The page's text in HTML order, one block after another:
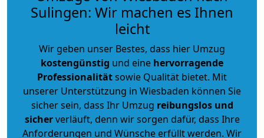
Sulingen: Wir machen es Ihnen
leicht
Wir geben unser Bestes, dass hier Umzug
kostengünstig und eine hervorragende
Professionalitätsowie Qualität bietet. Mit
unserer Unterstützung in Wiesbaden können Sie
sicher sein, dass Ihr Umzug reibungslos und
sicherverläuft, denn wir sorgen dafür, dass Ihre
Anforderungen und Wünsche erfüllt werden. Wir